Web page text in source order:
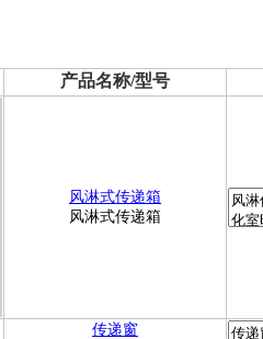
产品名称/型号
风淋式传递箱
风淋式传递箱
传递窗